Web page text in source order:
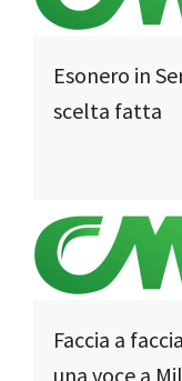
Esonero in
scelta fatta
Faccia a
una voce a